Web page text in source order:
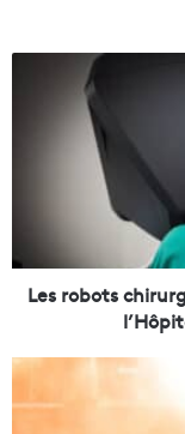
s
r
Les robots
V